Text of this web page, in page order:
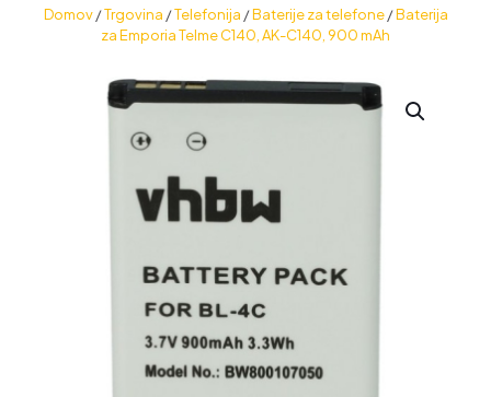
Domov /Trgovina /Telefonija /Baterije za telefone /Baterija
za Emporia Telme C140, AK-C140, 900 mAh